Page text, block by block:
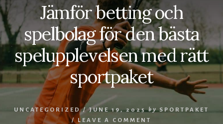
Jämför betting och
spelbolag för den bästa
spelupplevelsen med rätt
sportpaket
UNCATEGORIZED/ JUNE 19, 2025 by SPORTPAKET
/LEAVE A COMMENT